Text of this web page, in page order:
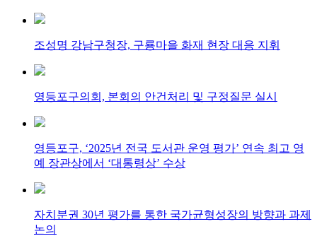
조성명 강남구청장, 구룡마을 화재 현장 대응 지휘
영등포구의회, 본회의 안건처리 및 구정질문 실시
영등포구, ‘2025년 전국 도서관 운영 평가’ 연속 최고 영
예 장관상에서 ‘대통령상’ 수상
자치분권 30년 평가를 통한 국가균형성장의 방향과 과제
논의